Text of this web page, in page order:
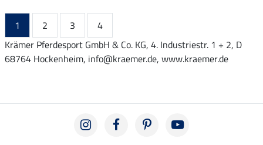
1 2 3
4
Krämer Pferdesport GmbH & Co. KG, 4. Industriestr. 1 + 2, D
68764 Hockenheim, info@kraemer.de, www.kraemer.de